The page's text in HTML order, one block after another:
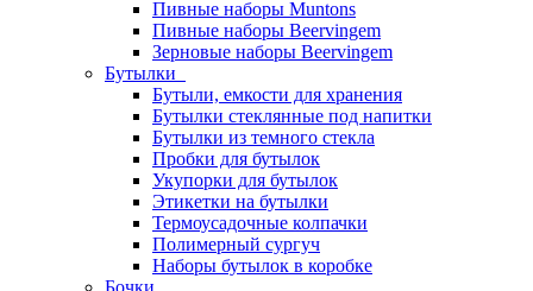
Пивные наборы Muntons
Пивные наборы Beervingem
Зерновые наборы Beervingem
Бутылки
Бутыли, емкости для хранения
Бутылки стеклянные под напитки
Бутылки из темного стекла
Пробки для бутылок
Укупорки для бутылок
Этикетки на бутылки
Термоусадочные колпачки
Полимерный сургуч
Наборы бутылок в коробке
Бочки